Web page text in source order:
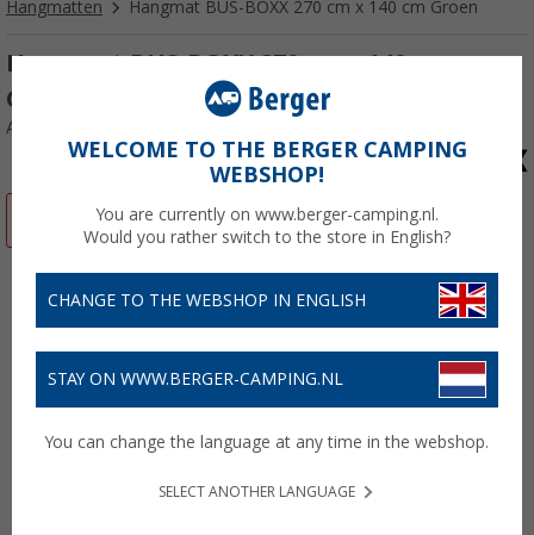
Hangmatten Hangmat BUS-BOXX 270 cm x 140 cm Groen
Hangmat BUS-BOXX 270 cm x 140 cm
Groen
Artikelnr: 444527
WELCOME TO THE BERGER CAMPING
WEBSHOP!
You are currently on www.berger-camping.nl.
Would you rather switch to the store in English?
CHANGE TO THE WEBSHOP IN ENGLISH
STAY ON WWW.BERGER-CAMPING.NL
You can change the language at any time in the webshop.
SELECT ANOTHER LANGUAGE